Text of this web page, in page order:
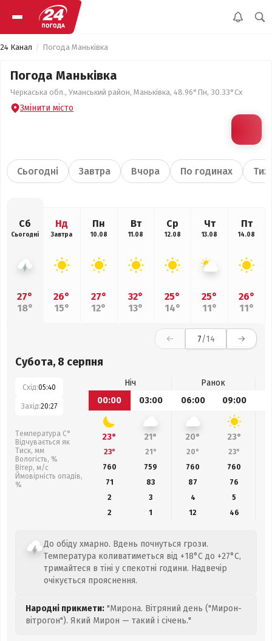
24 Канал Погода Маньківка
Погода Маньківка
Черкаська обл., Уманський район, Маньківка, 48.96°Пн, 30.33°Сх
Змінити місто
Сьогодні Завтра Вчора По годинах
Сб
Сьогодні
27°
18°
Нд
Завтра
26°
15°
Пн
10.08
27°
12°
Вт
11.08
32°
13°
Ср
12.08
25°
14°
Чт
13.08
25°
11°
Пт
14.08
26°
11°
7/14
Субота, 8 серпня
Схід:05:40
Захід:20:27
Температура С°
Відчувається як
Тиск, мм
Вологість, %
Вітер, м/с
Ймовірність опадів,
%
Ніч
Ранок
00:00
03:00 06:00 09:00
23° 21° 20° 23°
23° 21° 20° 23°
760
759 760 760
71
83 87 76
2
3 4
5
2
1 12 46
До обіду хмарно. Вдень почнуться грози.
Температура коливатиметься від +18°C до +27°C,
тримайтеся в тіні у спекотні години. Надвечір
очікується прояснення.
Народні прикмети: "Мирона. Вітряний день ("Мирон-
вітрогон"). Який Мирон — такий і січень."